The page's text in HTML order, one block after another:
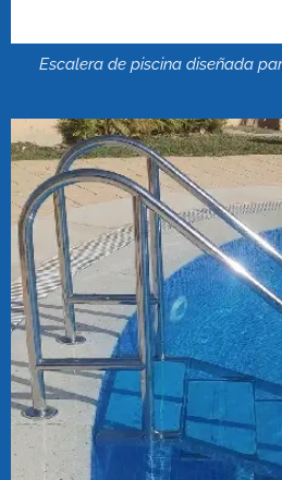
Escalera de piscina diseñada